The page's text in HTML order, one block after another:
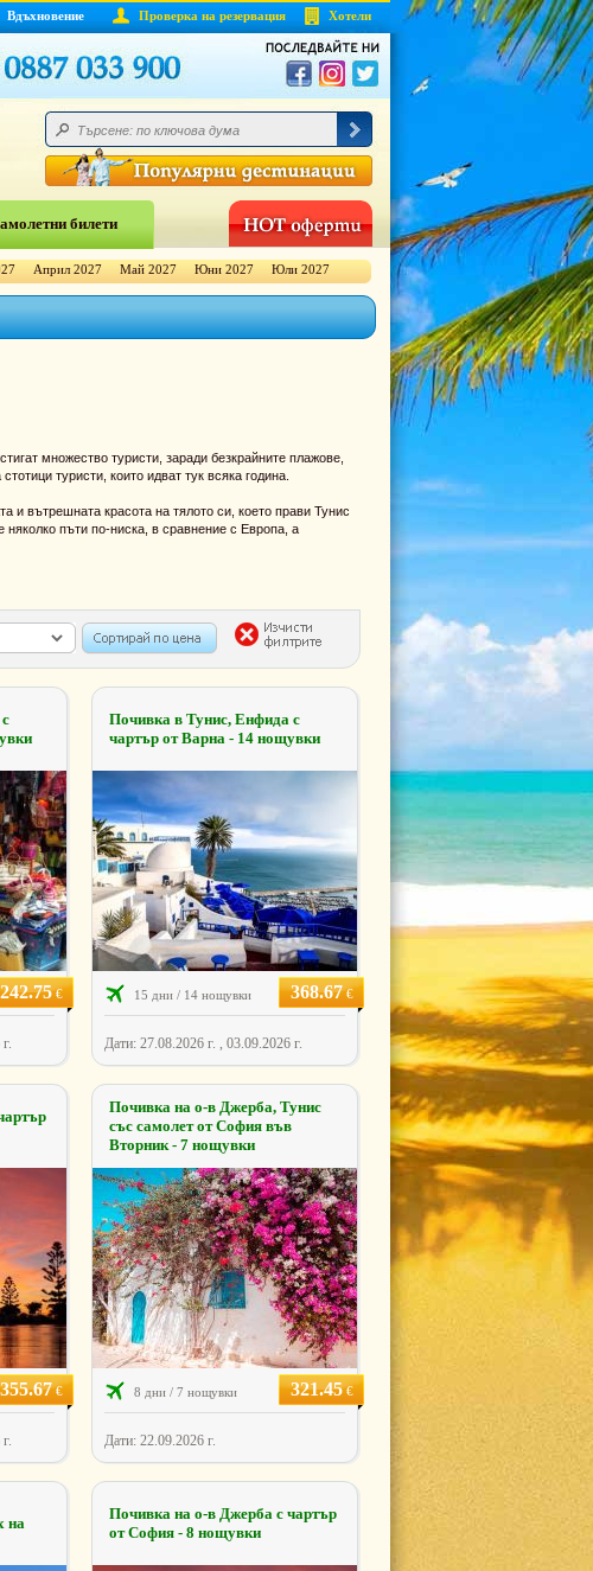
Вдъхновение Проверка на резервация Хотели
билети
Април 2027 Май 2027 Юни 2027 Юли 2027
множество туристи, заради безкрайните плажове,
туристи, които идват тук всяка година.
и вътрешната красота на тялото си, което прави Тунис
пъти по-ниска, в сравнение с Европа, а
242.75€
Почивка в Тунис, Енфида с
чартър от Варна - 14 нощувки
15 дни / 14 нощувки 368.67€
Дати: 27.08.2026 г. , 03.09.2026 г.
355.67€
Почивка на о-в Джерба, Тунис
със самолет от София във
Вторник - 7 нощувки
8 дни / 7 нощувки 321.45€
Дати: 22.09.2026 г.
на
Почивка на о-в Джерба с чартър
от София - 8 нощувки